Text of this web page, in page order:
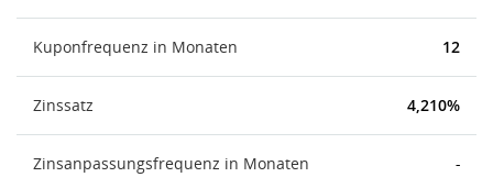
Kuponfrequenz in Monaten 12
Zinssatz 4,210%
Zinsanpassungsfrequenz in Monaten -